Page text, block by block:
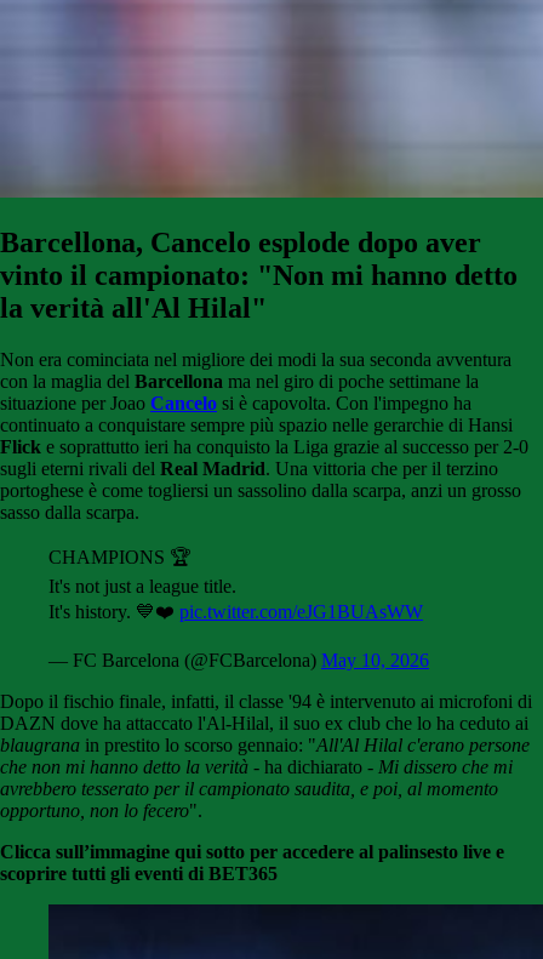
Barcellona, Cancelo esplode dopo aver
vinto il campionato: "Non mi hanno detto
la verità all'Al Hilal"
Non era cominciata nel migliore dei modi la sua seconda avventura
con la maglia del Barcellona ma nel giro di poche settimane la
situazione per Joao Cancelo si è capovolta. Con l'impegno ha
continuato a conquistare sempre più spazio nelle gerarchie di Hansi
Flick e soprattutto ieri ha conquisto la Liga grazie al successo per 2-0
sugli eterni rivali del Real Madrid. Una vittoria che per il terzino
portoghese è come togliersi un sassolino dalla scarpa, anzi un grosso
sasso dalla scarpa.
CHAMPIONS 🏆
It's not just a league title.
It's history. 💙❤️ pic.twitter.com/eJG1BUAsWW
— FC Barcelona (@FCBarcelona) May 10, 2026
Dopo il fischio finale, infatti, il classe '94 è intervenuto ai microfoni di
DAZN dove ha attaccato l'Al-Hilal, il suo ex club che lo ha ceduto ai
blaugrana in prestito lo scorso gennaio: "All'Al Hilal c'erano persone
che non mi hanno detto la verità - ha dichiarato - Mi dissero che mi
avrebbero tesserato per il campionato saudita, e poi, al momento
opportuno, non lo fecero".
Clicca sull’immagine qui sotto per accedere al palinsesto live e
scoprire tutti gli eventi di BET365